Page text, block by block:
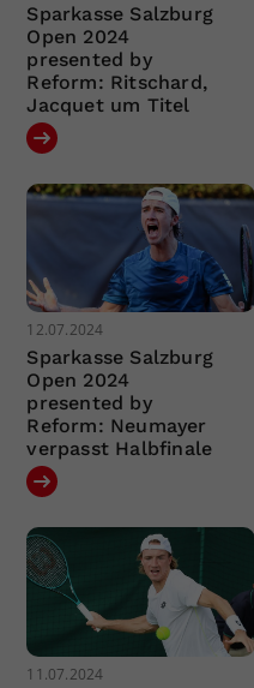
Sparkasse Salzburg
Open 2024
presented by
Reform: Ritschard,
Jacquet um Titel
12.07.2024
Sparkasse Salzburg
Open 2024
presented by
Reform: Neumayer
verpasst Halbfinale
11.07.2024